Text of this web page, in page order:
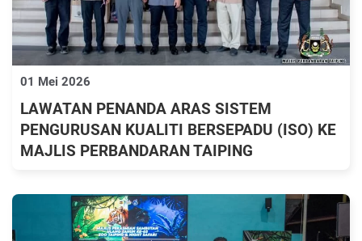
01 Mei 2026
LAWATAN PENANDA ARAS SISTEM
PENGURUSAN KUALITI BERSEPADU (ISO) KE
MAJLIS PERBANDARAN TAIPING